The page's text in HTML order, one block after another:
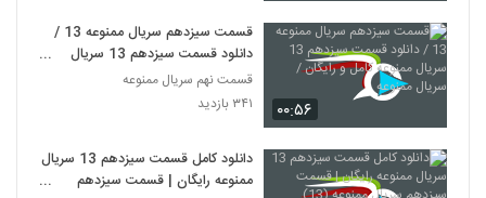
۰۰:۵۶
قسمت سیزدهم سریال ممنوعه 13 /
دانلود قسمت سیزدهم 13 سریال
ممنوعه کامل و رایگان / سریال ممنوعه
قسمت نهم سریال ممنوعه
۳۴۱ بازدید
دانلود کامل قسمت سیزدهم 13 سریال
ممنوعه رایگان | قسمت سیزدهم